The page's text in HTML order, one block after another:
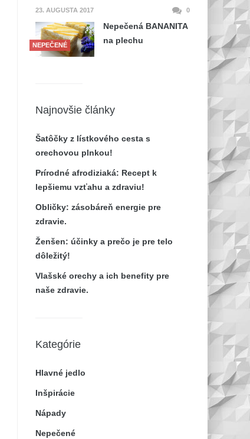
23. AUGUSTA 2017 0
NEPEČENÉ
Nepečená BANANITA
na plechu
Najnovšie články
Šatôčky z lístkového cesta s
orechovou plnkou!
Prírodné afrodiziaká: Recept k
lepšiemu vzťahu a zdraviu!
Obličky: zásobáreň energie pre
zdravie.
Ženšen: účinky a prečo je pre telo
dôležitý!
Vlašské orechy a ich benefity pre
naše zdravie.
Kategórie
Hlavné jedlo
Inšpirácie
Nápady
Nepečené